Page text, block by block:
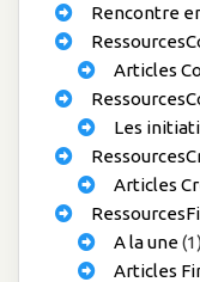
Rencontre
Articles
Les
Articles
A la une
Articles